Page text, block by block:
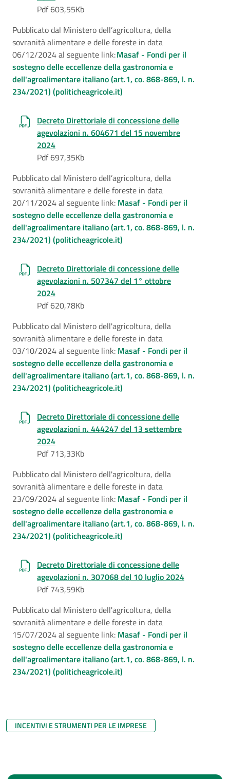
Pdf 603,55Kb
Pubblicato dal Ministero dell’agricoltura, della
sovranità alimentare e delle foreste in data
06/12/2024 al seguente link:Masaf - Fondi per il
sostegno delle eccellenze della gastronomia e
dell'agroalimentare italiano (art.1, co. 868-869, l. n.
234/2021) (politicheagricole.it)
Decreto Direttoriale di concessione delle
agevolazioni n. 604671 del 15 novembre
2024
Pdf 697,35Kb
Pubblicato dal Ministero dell’agricoltura, della
sovranità alimentare e delle foreste in data
20/11/2024 al seguente link: Masaf - Fondi per il
sostegno delle eccellenze della gastronomia e
dell'agroalimentare italiano (art.1, co. 868-869, l. n.
234/2021) (politicheagricole.it)
Decreto Direttoriale di concessione delle
agevolazioni n. 507347 del 1° ottobre
2024
Pdf 620,78Kb
Pubblicato dal Ministero dell'agricoltura, della
sovranità alimentare e delle foreste in data
03/10/2024 al seguente link: Masaf - Fondi per il
sostegno delle eccellenze della gastronomia e
dell'agroalimentare italiano (art.1, co. 868-869, l. n.
234/2021) (politicheagricole.it)
Decreto Direttoriale di concessione delle
agevolazioni n. 444247 del 13 settembre
2024
Pdf 713,33Kb
Pubblicato dal Ministero dell'agricoltura, della
sovranità alimentare e delle foreste in data
23/09/2024 al seguente link: Masaf - Fondi per il
sostegno delle eccellenze della gastronomia e
dell'agroalimentare italiano (art.1, co. 868-869, l. n.
234/2021) (politicheagricole.it)
Decreto Direttoriale di concessione delle
agevolazioni n. 307068 del 10 luglio 2024
Pdf 743,59Kb
Pubblicato dal Ministero dell'agricoltura, della
sovranità alimentare e delle foreste in data
15/07/2024 al seguente link: Masaf - Fondi per il
sostegno delle eccellenze della gastronomia e
dell'agroalimentare italiano (art.1, co. 868-869, l. n.
234/2021) (politicheagricole.it)
INCENTIVI E STRUMENTI PER LE IMPRESE